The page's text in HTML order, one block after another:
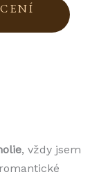
, vždy jsem